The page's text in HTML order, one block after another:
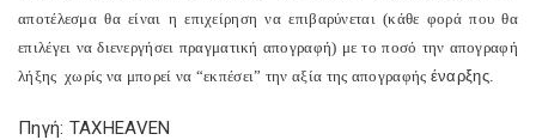
αποτέλεσμα θα είναι η επιχείρηση να επιβαρύνεται (κάθε φορά που θα
επιλέγει να διενεργήσει πραγματική απογραφή) με το ποσό την απογραφή
λήξης χωρίς να μπορεί να “εκπέσει” την αξία της απογραφής έναρξης.
Πηγή: TAXHEAVEN